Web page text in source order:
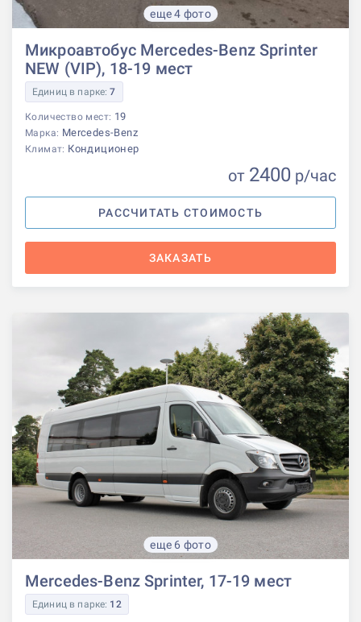
еще 4 фото
Микроавтобус Mercedes-Benz Sprinter
NEW (VIP), 18-19 мест
Единиц в парке:7
Количество мест: 19
Марка: Mercedes-Benz
Климат: Кондиционер
от 2400 р/час
РАССЧИТАТЬ СТОИМОСТЬ
ЗАКАЗАТЬ
еще 6 фото
Mercedes-Benz Sprinter, 17-19 мест
Единиц в парке: 12